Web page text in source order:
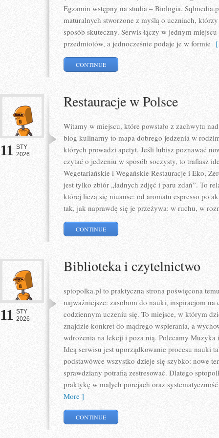
Egzamin wstępny na studia – Biologia.
maturalnych stworzone z myślą o uczniach,
sposób skuteczny. Serwis łączy w jednym
przedmiotów, a jednocześnie podaje je w formie
CONTINUE
11 STY
2026
Restauracje w Polsce
Witamy w miejscu, które powstało z zachwytu
blog kulinarny to mapa dobrego jedzenia w
których prowadzi apetyt. Jeśli lubisz poznawać
czytać o jedzeniu w sposób soczysty, to trafiasz
Wegetariańskie i Wegańskie Restauracje i Eko,
jest tylko zbiór „ładnych zdjęć i paru zdań”. To
której liczą się niuanse: od aromatu espresso po
tak, jak naprawdę się je przeżywa: w ruchu, w
CONTINUE
11 STY
2026
Biblioteka i czytelnictwo
sptopolka.pl to praktyczna strona poświęcona
najważniejsze: zasobom do nauki, inspiracjom na
codziennym uczeniu się. To miejsce, w którym
znajdzie konkret do mądrego wspierania, a
wdrożenia na lekcji i poza nią. Polecamy
Ideą serwisu jest uporządkowanie procesu nauki
podstawówce wszystko dzieje się szybko: nowe
sprawdziany potrafią zestresować. Dlatego
praktykę w małych porcjach oraz
More ]
CONTINUE